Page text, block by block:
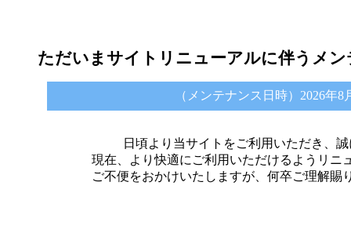
ただいまサイトリニューアルに伴うメ
（メンテナンス日時）2026年8
日頃より当サイトをご利用いただき、
現在、より快適にご利用いただけるようリニ
ご不便をおかけいたしますが、何卒ご理解賜